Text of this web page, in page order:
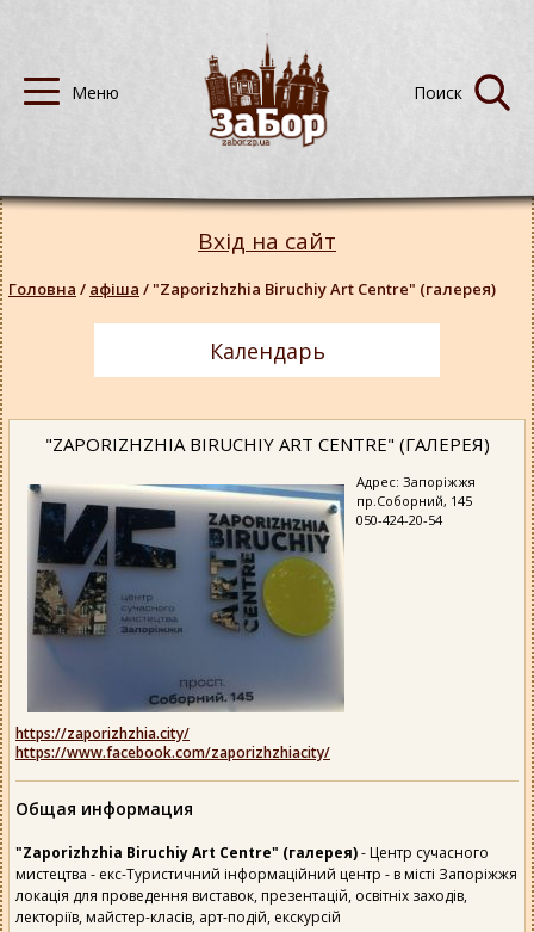
"ZAPORIZHZHIA BIRUCHIY ART CENTRE" (ГАЛЕРЕЯ)
Адрес: Запоріжжя
пр.Соборний, 145
050-424-20-54
https://zaporizhzhia.city/
https://www.facebook.com/zaporizhzhiacity/
Общая информация
"Zaporizhzhia Biruchiy Art Centre" (галерея)- Центр сучасного
мистецтва - екс-Туристичний інформаційний центр - в місті Запоріжжя
локація для проведення виставок, презентацій, освітніх заходів,
лекторіїв, майстер-класів, арт-подій, екскурсій
Вхід на сайт
Головна / афіша /"Zaporizhzhia Biruchiy Art Centre" (галерея)
Календарь